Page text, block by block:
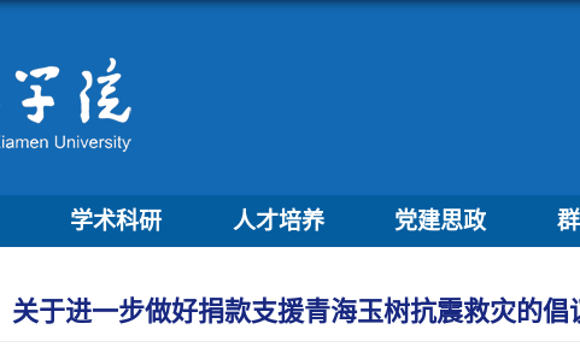
学术科研 人才培养 党建思政
关于进一步做好捐款支援青海玉树抗震救灾的倡